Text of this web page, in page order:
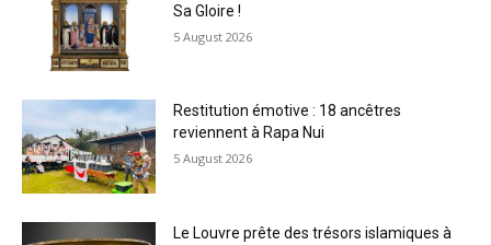
Sa Gloire !
5 August 2026
Restitution émotive : 18 ancêtres
reviennent à Rapa Nui
5 August 2026
Le Louvre prête des trésors islamiques à